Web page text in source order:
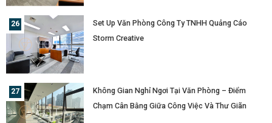
Set Up Văn Phòng Công Ty TNHH Quảng Cáo
Storm Creative
Không Gian Nghỉ Ngơi Tại Văn Phòng – Điểm
Chạm Cân Bằng Giữa Công Việc Và Thư Giãn